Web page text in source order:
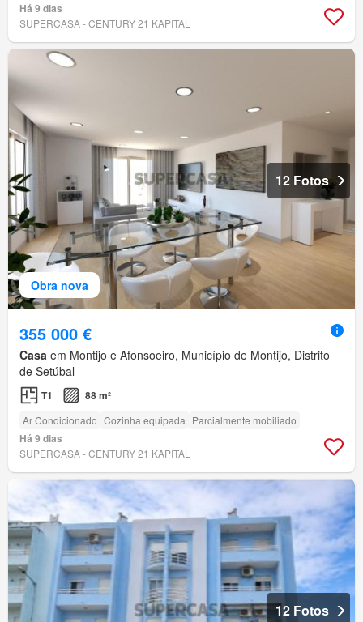
Há 9 dias
SUPERCASA - CENTURY 21 KAPITAL
Obra nova
12 Fotos
355 000 €
Casa em Montijo e Afonsoeiro, Município de Montijo, Distrito
de Setúbal
T1 88 m²
Ar Condicionado Cozinha equipada Parcialmente mobiliado
Há 9 dias
SUPERCASA - CENTURY 21 KAPITAL
12 Fotos